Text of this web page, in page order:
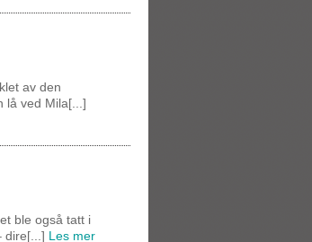
av den
lå ved Mila[...]
ble også tatt i
dire[...] Les mer